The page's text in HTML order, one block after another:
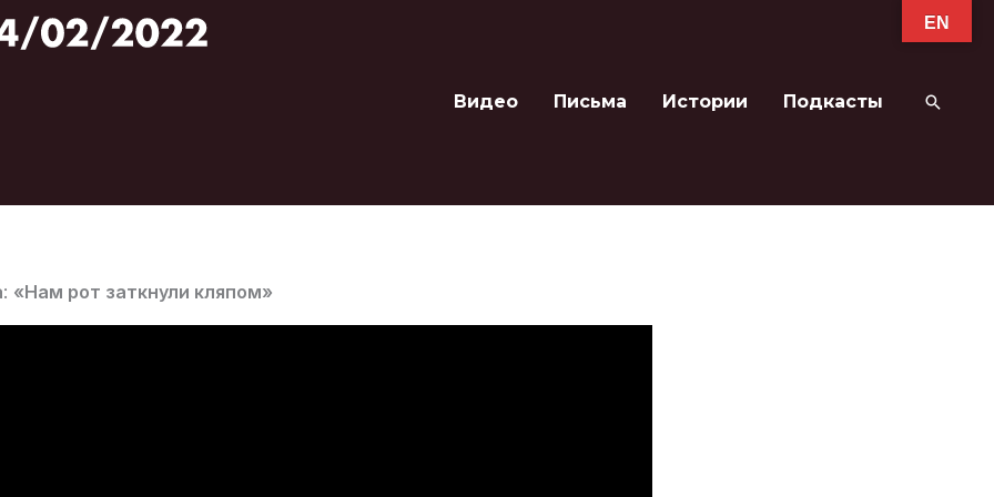
Видео Письма Истории Подкасты Поиск
: «Нам рот заткнули кляпом»
EN